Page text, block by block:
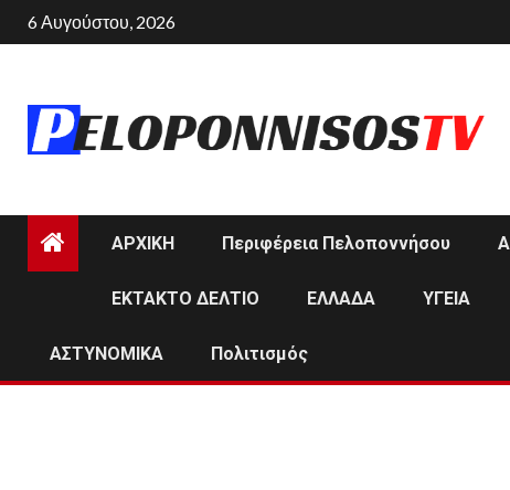
Skip
to
6 Αυγούστου, 2026
ΑΡΧΙΚΗ Περιφέρεια Πελοποννήσου
ΕΚΤΑΚΤΟ ΔΕΛΤΙΟ ΕΛΛΑΔΑ ΥΓΕΙΑ
ΑΣΤΥΝΟΜΙΚΑ Πολιτισμός